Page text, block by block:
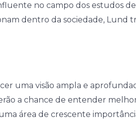
no campo dos estudos
dentro da sociedade, Lund
uma visão ampla e
a chance de entender
área de crescente